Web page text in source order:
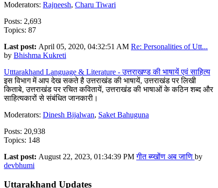
Moderators: Rajneesh, Charu Tiwari
Posts: 2,693
Topics: 87
Last post: April 05, 2020, 04:32:51 AM Re: Personalities of Utt...
by Bhishma Kukreti
Utttarakhand Language & Literature - उत्तराखण्ड की भाषायें एवं साहित्य
इस विभाग में आप देख सकते है उत्तराखंड की भाषायें, उत्तराखंड पर लिखी
किताबे, उत्तराखंड पर रचित कवितायें, उत्तराखंड की भाषाओं के कठिन शब्द और
साहित्यकारों से संबंधित जानकारी।
Moderators: Dinesh Bijalwan, Saket Bahuguna
Posts: 20,938
Topics: 148
Last post: August 22, 2023, 01:34:39 PMगीत ब्य्खोंण अब जाणि by
devbhumi
Uttarakhand Updates